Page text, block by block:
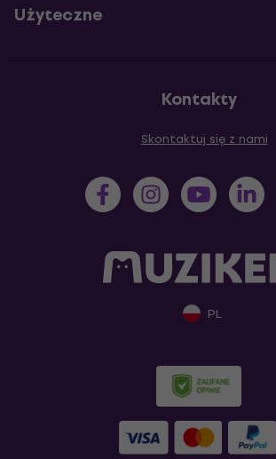
Użyteczne
Kontakty
Skontaktuj się z nami
PL